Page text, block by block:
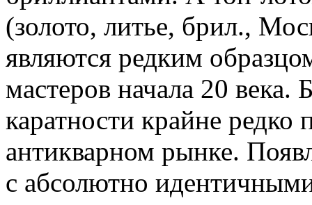
(золото, литье, брил.,
являются редким
мастеров начала 20
каратности крайне
антикварном рынке.
с абсолютно